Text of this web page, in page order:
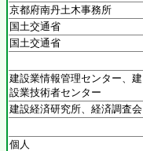
京都府南丹土木事務所
国土交通省
国土交通省
建設業情報管理センター、建
設業技術者センター
建設経済研究所、経済調査会
個人